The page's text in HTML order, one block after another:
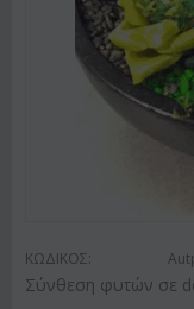
ΚΩΔΙΚΟΣ:
Σύνθεση φυτών σε